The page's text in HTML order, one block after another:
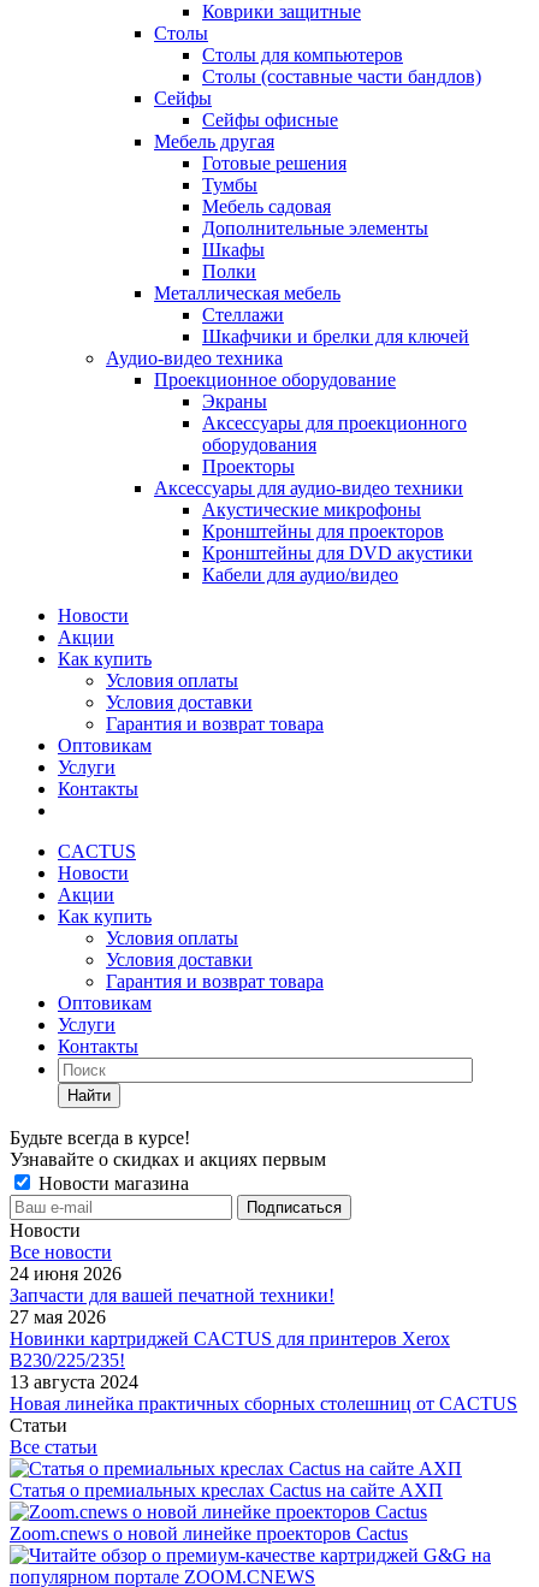
Коврики защитные
Столы
Столы для компьютеров
Столы (составные части бандлов)
Сейфы
Сейфы офисные
Мебель другая
Готовые решения
Тумбы
Мебель садовая
Дополнительные элементы
Шкафы
Полки
Металлическая мебель
Стеллажи
Шкафчики и брелки для ключей
Аудио-видео техника
Проекционное оборудование
Экраны
Аксессуары для проекционного
оборудования
Проекторы
Аксессуары для аудио-видео техники
Акустические микрофоны
Кронштейны для проекторов
Кронштейны для DVD акустики
Кабели для аудио/видео
Новости
Акции
Как купить
Условия оплаты
Условия доставки
Гарантия и возврат товара
Оптовикам
Услуги
Контакты
CACTUS
Новости
Акции
Как купить
Условия оплаты
Условия доставки
Гарантия и возврат товара
Оптовикам
Услуги
Контакты
Найти
Будьте всегда в курсе!
Узнавайте о скидках и акциях первым
Новости магазина
Новости
Все новости
24 июня 2026
Запчасти для вашей печатной техники!
27 мая 2026
Новинки картриджей CACTUS для принтеров Xerox
B230/225/235!
13 августа 2024
Новая линейка практичных сборных столешниц от CACTUS
Статьи
Все статьи
Статья о премиальных креслах Cactus на сайте АХП
Zoom.cnews о новой линейке проекторов Cactus